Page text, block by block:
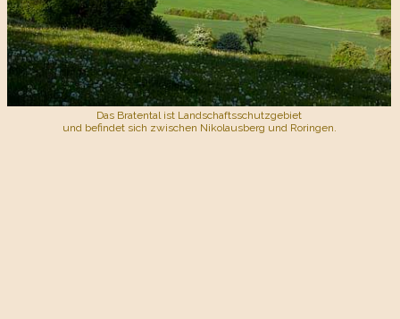
Das Bratental ist Landschaftsschutzgebiet
und befindet sich zwischen Nikolausberg und Roringen.